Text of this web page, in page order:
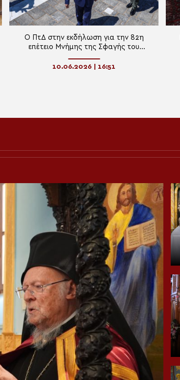
Ο ΠτΔ στην εκδήλωση για την 82η
επέτειο Μνήμης της Σφαγής του
10.06.2026 | 16:51